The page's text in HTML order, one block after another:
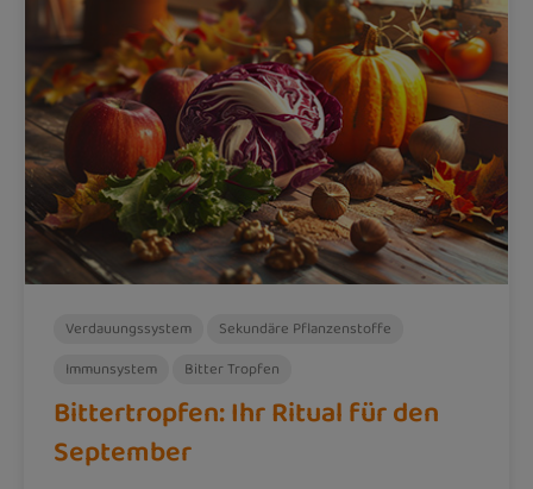
Verdauungssystem
Sekundäre Pflanzenstoffe
Immunsystem
Bitter Tropfen
Bittertropfen: Ihr Ritual für den
September